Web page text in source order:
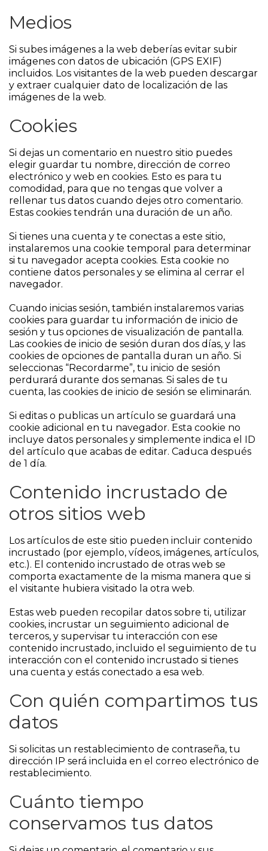
Medios
Si subes imágenes a la web deberías evitar subir
imágenes con datos de ubicación (GPS EXIF)
incluidos. Los visitantes de la web pueden descargar
y extraer cualquier dato de localización de las
imágenes de la web.
Cookies
Si dejas un comentario en nuestro sitio puedes
elegir guardar tu nombre, dirección de correo
electrónico y web en cookies. Esto es para tu
comodidad, para que no tengas que volver a
rellenar tus datos cuando dejes otro comentario.
Estas cookies tendrán una duración de un año.
Si tienes una cuenta y te conectas a este sitio,
instalaremos una cookie temporal para determinar
si tu navegador acepta cookies. Esta cookie no
contiene datos personales y se elimina al cerrar el
navegador.
Cuando inicias sesión, también instalaremos varias
cookies para guardar tu información de inicio de
sesión y tus opciones de visualización de pantalla.
Las cookies de inicio de sesión duran dos días, y las
cookies de opciones de pantalla duran un año. Si
seleccionas “Recordarme”, tu inicio de sesión
perdurará durante dos semanas. Si sales de tu
cuenta, las cookies de inicio de sesión se eliminarán.
Si editas o publicas un artículo se guardará una
cookie adicional en tu navegador. Esta cookie no
incluye datos personales y simplemente indica el ID
del artículo que acabas de editar. Caduca después
de 1 día.
Contenido incrustado de
otros sitios web
Los artículos de este sitio pueden incluir contenido
incrustado (por ejemplo, vídeos, imágenes, artículos,
etc.). El contenido incrustado de otras web se
comporta exactamente de la misma manera que si
el visitante hubiera visitado la otra web.
Estas web pueden recopilar datos sobre ti, utilizar
cookies, incrustar un seguimiento adicional de
terceros, y supervisar tu interacción con ese
contenido incrustado, incluido el seguimiento de tu
interacción con el contenido incrustado si tienes
una cuenta y estás conectado a esa web.
Con quién compartimos tus
datos
Si solicitas un restablecimiento de contraseña, tu
dirección IP será incluida en el correo electrónico de
restablecimiento.
Cuánto tiempo
conservamos tus datos